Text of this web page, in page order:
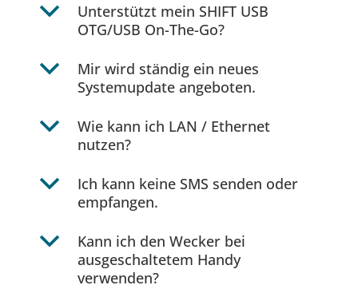
b
Unterstützt mein SHIFT USB
OTG/USB On-The-Go?
b
Mir wird ständig ein neues
Systemupdate angeboten.
b
Wie kann ich LAN / Ethernet
nutzen?
b
Ich kann keine SMS senden oder
empfangen.
b
Kann ich den Wecker bei
ausgeschaltetem Handy
verwenden?